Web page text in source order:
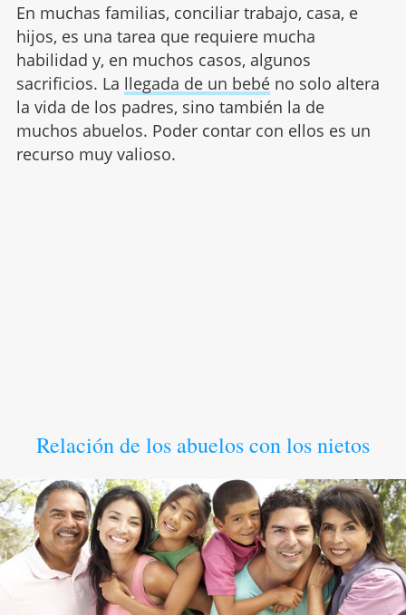
En muchas familias, conciliar trabajo, casa, e
hijos, es una tarea que requiere mucha
habilidad y, en muchos casos, algunos
sacrificios. La llegada de un bebéno solo altera
la vida de los padres, sino también la de
muchos abuelos. Poder contar con ellos es un
recurso muy valioso.
Relación de los abuelos con los nietos